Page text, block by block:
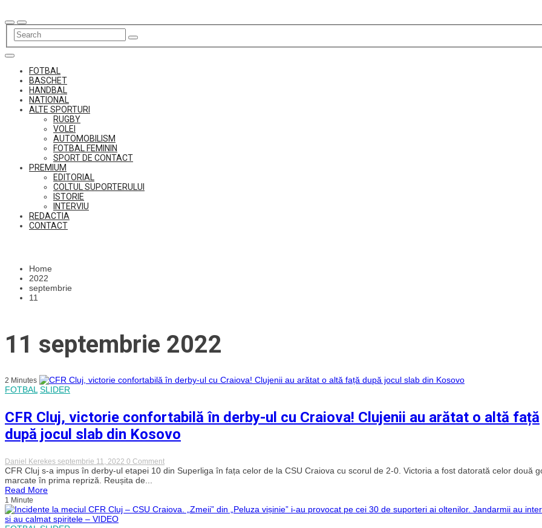
to
content
FOTBAL
BASCHET
HANDBAL
NATIONAL
ALTE SPORTURI
RUGBY
VOLEI
AUTOMOBILISM
FOTBAL FEMININ
SPORT DE CONTACT
PREMIUM
EDITORIAL
COLTUL SUPORTERULUI
ISTORIE
INTERVIU
REDACTIA
CONTACT
Home
2022
septembrie
11
11 septembrie 2022
2 Minutes
FOTBAL SLIDER
CFR Cluj, victorie confortabilă în derby-ul cu Craiova! Clujenii au arătat o altă față
după jocul slab din Kosovo
Daniel Kerekes septembrie 11, 2022 0 Commenton
CFR
derby-
CFR Cluj s-a impus în derby-ul etapei 10 din Superliga în fața celor de la CSU Craiova cu scorul de 2-0. Victoria a fost datorată celor două
marcate în prima repriză. Reușita de...
Read More
1 Minute